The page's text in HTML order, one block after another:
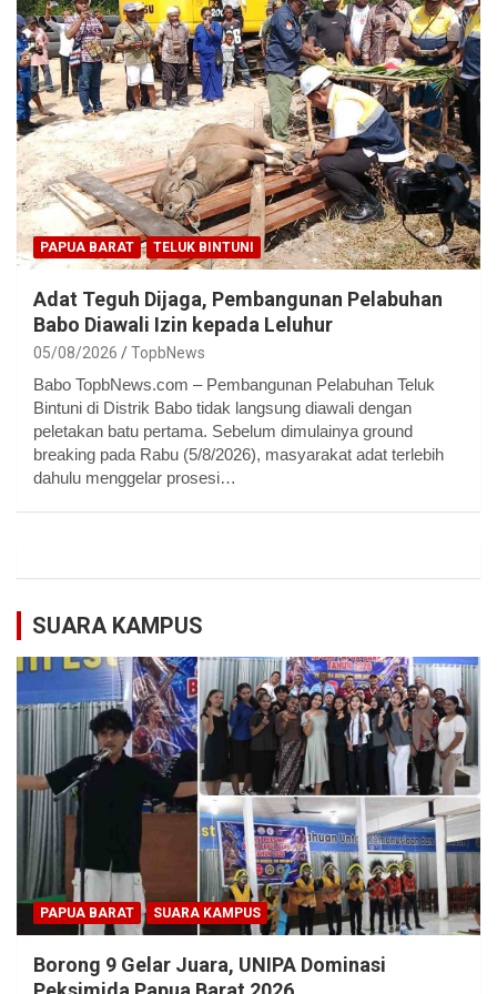
PAPUA BARAT TELUK BINTUNI
Adat Teguh Dijaga, Pembangunan Pelabuhan
Babo Diawali Izin kepada Leluhur
05/08/2026 TopbNews
Babo TopbNews.com – Pembangunan Pelabuhan Teluk
Bintuni di Distrik Babo tidak langsung diawali dengan
peletakan batu pertama. Sebelum dimulainya ground
breaking pada Rabu (5/8/2026), masyarakat adat terlebih
dahulu menggelar prosesi…
SUARA KAMPUS
PAPUA BARAT SUARA KAMPUS
Borong 9 Gelar Juara, UNIPA Dominasi